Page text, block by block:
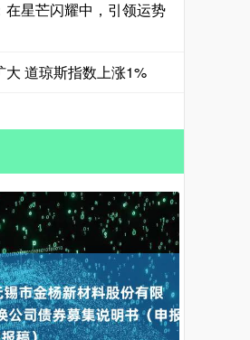
星芒闪耀中，引领运势
道琼斯指数上涨1%